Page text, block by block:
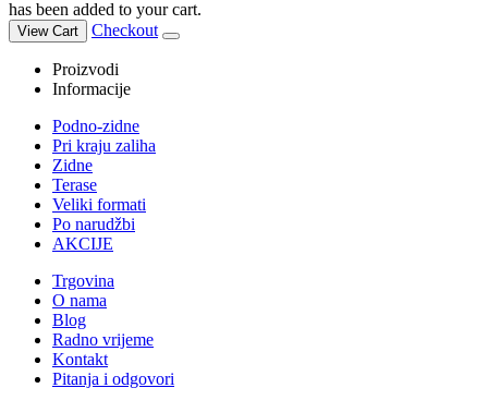
has been added to your cart.
View Cart Checkout
Proizvodi
Informacije
Podno-zidne
Pri kraju zaliha
Zidne
Terase
Veliki formati
Po narudžbi
AKCIJE
Trgovina
O nama
Blog
Radno vrijeme
Kontakt
Pitanja i odgovori